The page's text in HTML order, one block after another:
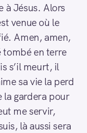
à Jésus. Alors
venue où le
Amen, amen,
tombé en terre
s’il meurt, il
sa vie la perd
la gardera pour
me servir,
là aussi sera